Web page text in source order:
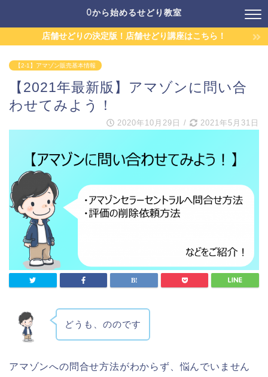
0から始めるせどり教室
店舗せどりの決定版！店舗せどり講座はこちら！
【2-1】アマゾン販売基本情報
【2021年最新版】アマゾンに問い合
わせてみよう！
2020年10月29日 / 2021年5月31日
どうも、ののです
アマゾンへの問合せ方法がわからず、悩んでいません